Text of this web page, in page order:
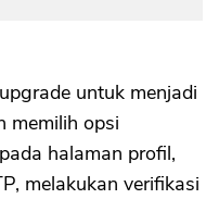
untuk menjadi
memilih opsi
halaman profil,
melakukan verifikasi